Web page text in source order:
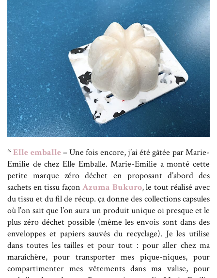
*Elle emballe– Une fois encore, j’ai été gâtée par Marie-
Emilie de chez Elle Emballe. Marie-Emilie a monté cette
petite marque zéro déchet en proposant d’abord des
sachets en tissu façonAzuma Bukuro, le tout réalisé avec
du tissu et du fil de récup. ça donne des collections capsules
où l’on sait que l’on aura un produit unique oi presque et le
plus zéro déchet possible (même les envois sont dans des
enveloppes et papiers sauvés du recyclage). Je les utilise
dans toutes les tailles et pour tout : pour aller chez ma
maraîchère, pour transporter mes pique-niques, pour
compartimenter mes vêtements dans ma valise, pour